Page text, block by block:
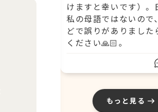
けますと幸いです）。
私の母語ではないので
どで誤りがありました
ください🙏🏻。
もっと見る